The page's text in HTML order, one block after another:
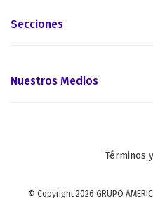
Secciones
Nuestros Medios
Términos
© Copyright 2026 GRUPO